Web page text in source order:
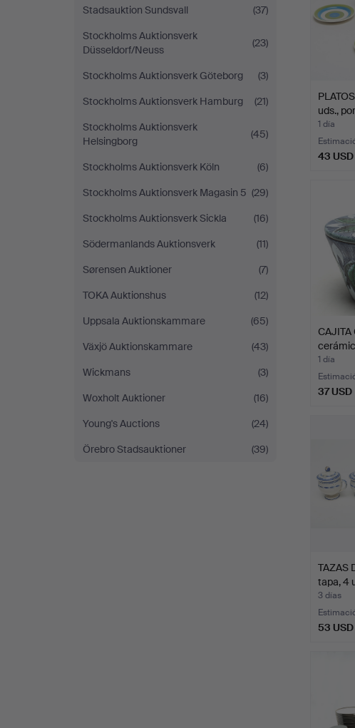
Stadsauktion Sundsvall
(37)
Stockholms Auktionsverk
Düsseldorf/Neuss
(23)
Stockholms Auktionsverk Göteborg
(3)
Stockholms Auktionsverk Hamburg
(21)
Stockholms Auktionsverk
Helsingborg
(45)
Stockholms Auktionsverk Köln
(6)
Stockholms Auktionsverk Magasin 5 (29)
Stockholms Auktionsverk Sickla
(16)
Södermanlands Auktionsverk
(11)
Sørensen Auktioner
(7)
TOKA Auktionshus
(12)
Uppsala Auktionskammare
(65)
Växjö Auktionskammare
(43)
Wickmans
(3)
Woxholt Auktioner
(16)
Young's Auctions
(24)
Örebro Stadsauktioner
(39)
uds.,
1 día
43 USD
CAJITA
1 día
37 USD
TAZAS
tapa, 4
3 días
53 USD